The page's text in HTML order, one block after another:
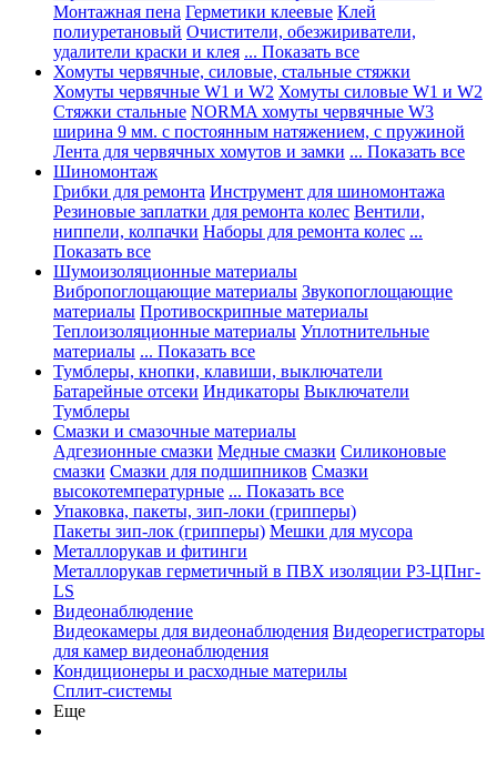
Монтажная пена Герметики клеевые Клей
полиуретановый Очистители, обезжириватели,
удалители краски и клея ... Показать все
Хомуты червячные, силовые, стальные стяжки
Хомуты червячные W1 и W2 Хомуты силовые W1 и W2
Стяжки стальные NORMA хомуты червячные W3
ширина 9 мм. с постоянным натяжением, с пружиной
Лента для червячных хомутов и замки ... Показать все
Шиномонтаж
Грибки для ремонта Инструмент для шиномонтажа
Резиновые заплатки для ремонта колес Вентили,
ниппели, колпачки Наборы для ремонта колес ...
Показать все
Шумоизоляционные материалы
Вибропоглощающие материалы Звукопоглощающие
материалы Противоскрипные материалы
Теплоизоляционные материалы Уплотнительные
материалы ... Показать все
Тумблеры, кнопки, клавиши, выключатели
Батарейные отсеки Индикаторы Выключатели
Тумблеры
Смазки и смазочные материалы
Адгезионные смазки Медные смазки Силиконовые
смазки Смазки для подшипников Смазки
высокотемпературные ... Показать все
Упаковка, пакеты, зип-локи (грипперы)
Пакеты зип-лок (грипперы) Мешки для мусора
Металлорукав и фитинги
Металлорукав герметичный в ПВХ изоляции Р3-ЦПнг-
LS
Видеонаблюдение
Видеокамеры для видеонаблюдения Видеорегистраторы
для камер видеонаблюдения
Кондиционеры и расходные материлы
Сплит-системы
Еще